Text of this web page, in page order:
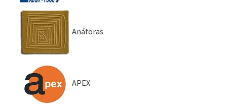
Anáforas
APEX